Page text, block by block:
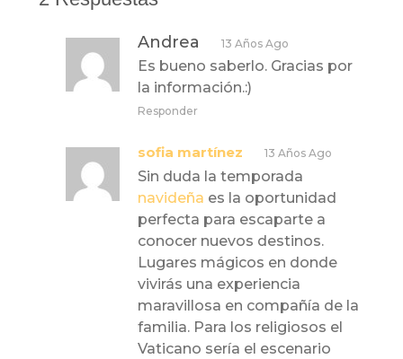
Andrea 13 Años Ago
Es bueno saberlo. Gracias por
la información.:)
Responder
sofia martínez 13 Años Ago
Sin duda la temporada
navideña es la oportunidad
perfecta para escaparte a
conocer nuevos destinos.
Lugares mágicos en donde
vivirás una experiencia
maravillosa en compañía de la
familia. Para los religiosos el
Vaticano sería el escenario